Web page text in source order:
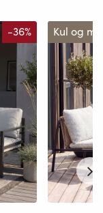
-36% Kul og